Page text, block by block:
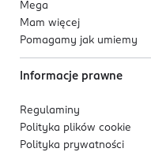
Mega
Mam więcej
Pomagamy jak umiemy
Informacje prawne
Regulaminy
Polityka plików cookie
Polityka prywatności